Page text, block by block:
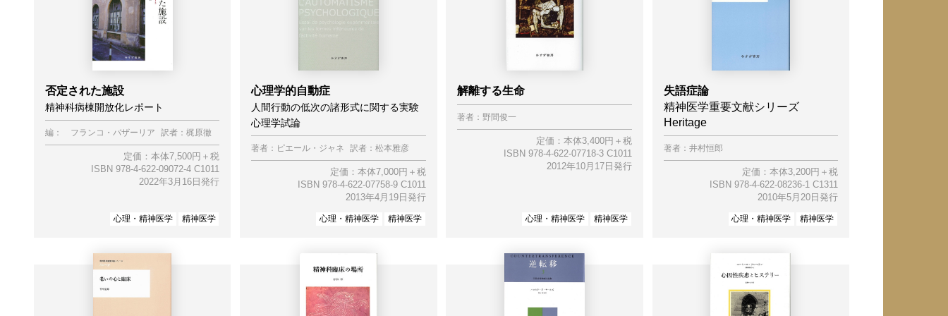
否定された施設
精神科病棟開放化レポート
編： フランコ・バザーリア 訳者： 梶原徹
定価：本体7,500円＋税
ISBN 978-4-622-09072-4 C1011
2022年3月16日発行
心理・精神医学 精神医学
心理学的自動症
人間行動の低次の諸形式に関する実験
心理学試論
著者： ピエール・ジャネ 訳者： 松本雅彦
定価：本体7,000円＋税
ISBN 978-4-622-07758-9 C1011
2013年4月19日発行
心理・精神医学 精神医学
解離する生命
著者： 野間俊一
定価：本体3,400円＋税
ISBN 978-4-622-07718-3 C1011
2012年10月17日発行
心理・精神医学 精神医学
失語症論
精神医学重要文献シリーズ
Heritage
著者： 井村恒郎
定価：本体3,200円＋税
ISBN 978-4-622-08236-1 C1311
2010年5月20日発行
心理・精神医学 精神医学